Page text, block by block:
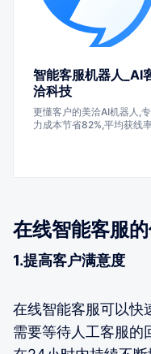
智能客服机器人_AI
洽科技
更懂客户的美洽AI机器人,
力成本节省82%,平均获线
在线智能客服
1.提高客户满意度
在线智能客服可以快
需要等待人工客服的